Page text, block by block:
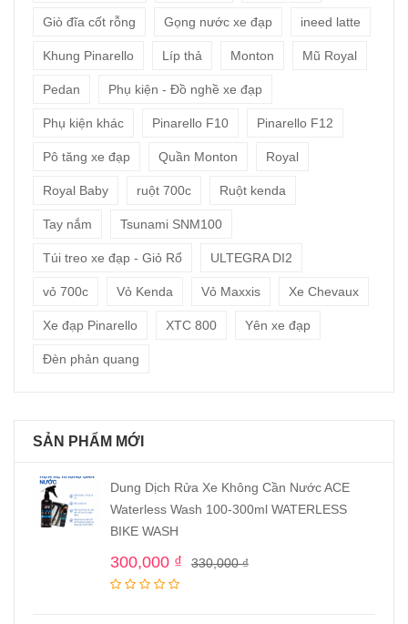
Giò đĩa cốt rỗng Gọng nước xe đạp ineed latte
Khung Pinarello Líp thả Monton Mũ Royal
Pedan Phụ kiện - Đồ nghề xe đạp
Phụ kiện khác Pinarello F10 Pinarello F12
Pô tăng xe đạp Quần Monton Royal
Royal Baby ruột 700c Ruột kenda
Tay nắm Tsunami SNM100
Túi treo xe đạp - Giỏ Rổ ULTEGRA DI2
vỏ 700c Vỏ Kenda Vỏ Maxxis Xe Chevaux
Xe đạp Pinarello XTC 800 Yên xe đạp
Đèn phản quang
SẢN PHẨM MỚI
Dung Dịch Rửa Xe Không Cần Nước ACE
Waterless Wash 100-300ml WATERLESS
BIKE WASH
330,000₫
300,000 ₫